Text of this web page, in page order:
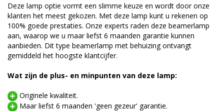
Deze lamp optie vormt een slimme keuze en wordt door onze
klanten het meest gekozen. Met deze lamp kunt u rekenen op
100% goede prestaties. Onze experts raden deze beamerlamp
aan, waarop we u maar liefst 6 maanden garantie kunnen
aanbieden. Dit type beamerlamp met behuizing ontvangt
gemiddeld het hoogste klantcijfer.
Wat zijn de plus- en minpunten van deze lamp:
Originele kwaliteit.
Maar liefst 6 maanden 'geen gezeur' garantie.